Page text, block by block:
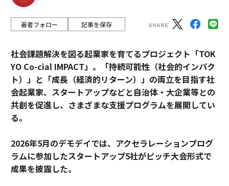
著者フォロー 記事を保存
社会課題解決を図る起業家を育てるプロジェクト「TOK
YO Co-cial IMPACT」。
「持続可能性（社会的インパク
ト）」と「成長（経済的リターン）」の両立を目指す社
会起業家、スタートアップなどと自治体・大企業等との
共創を促進し、さまざまな支援プログラムを展開してい
る。
2026年5月のデモデイでは、アクセラレーションプログ
ラムに参加したスタートアップ5社がピッチ大会形式で
成果を披露した。